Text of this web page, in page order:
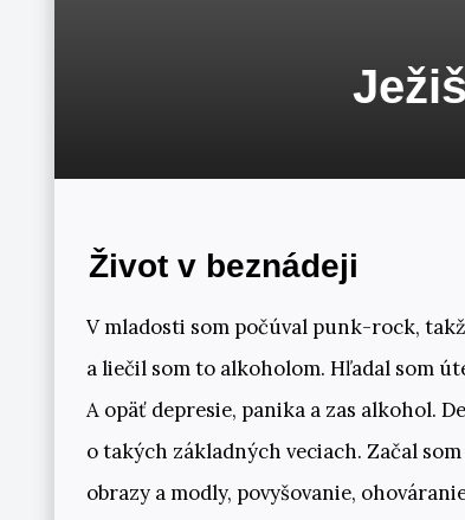
Život v beznádeji
V mladosti som počúval punk-rock,
a liečil som to alkoholom. Hľadal som
A opäť depresie, panika a zas alkohol.
o takých základných veciach. Začal
obrazy a modly, povyšovanie,